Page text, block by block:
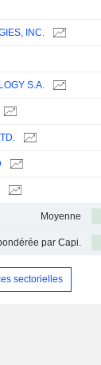
INC.
S.A.
Moyenne
par Capi.
sectorielles